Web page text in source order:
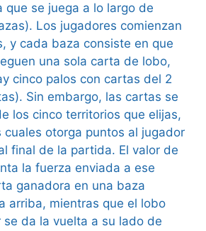
que se juega a lo largo de
Los jugadores comienzan
y cada baza consiste en que
una sola carta de lobo,
cinco palos con cartas del 2
Sin embargo, las cartas se
los cinco territorios que elijas,
cuales otorga puntos al jugador
final de la partida. El valor de
la fuerza enviada a ese
ganadora en una baza
arriba, mientras que el lobo
da la vuelta a su lado de